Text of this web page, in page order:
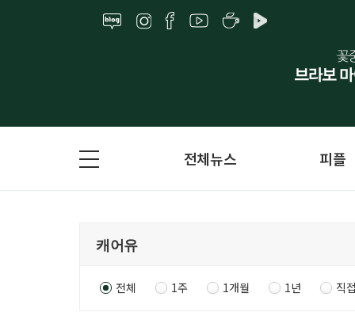
전체뉴스 피플
전체 1주 1개월 1년 직